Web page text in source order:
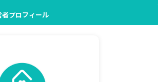
者プロフィール